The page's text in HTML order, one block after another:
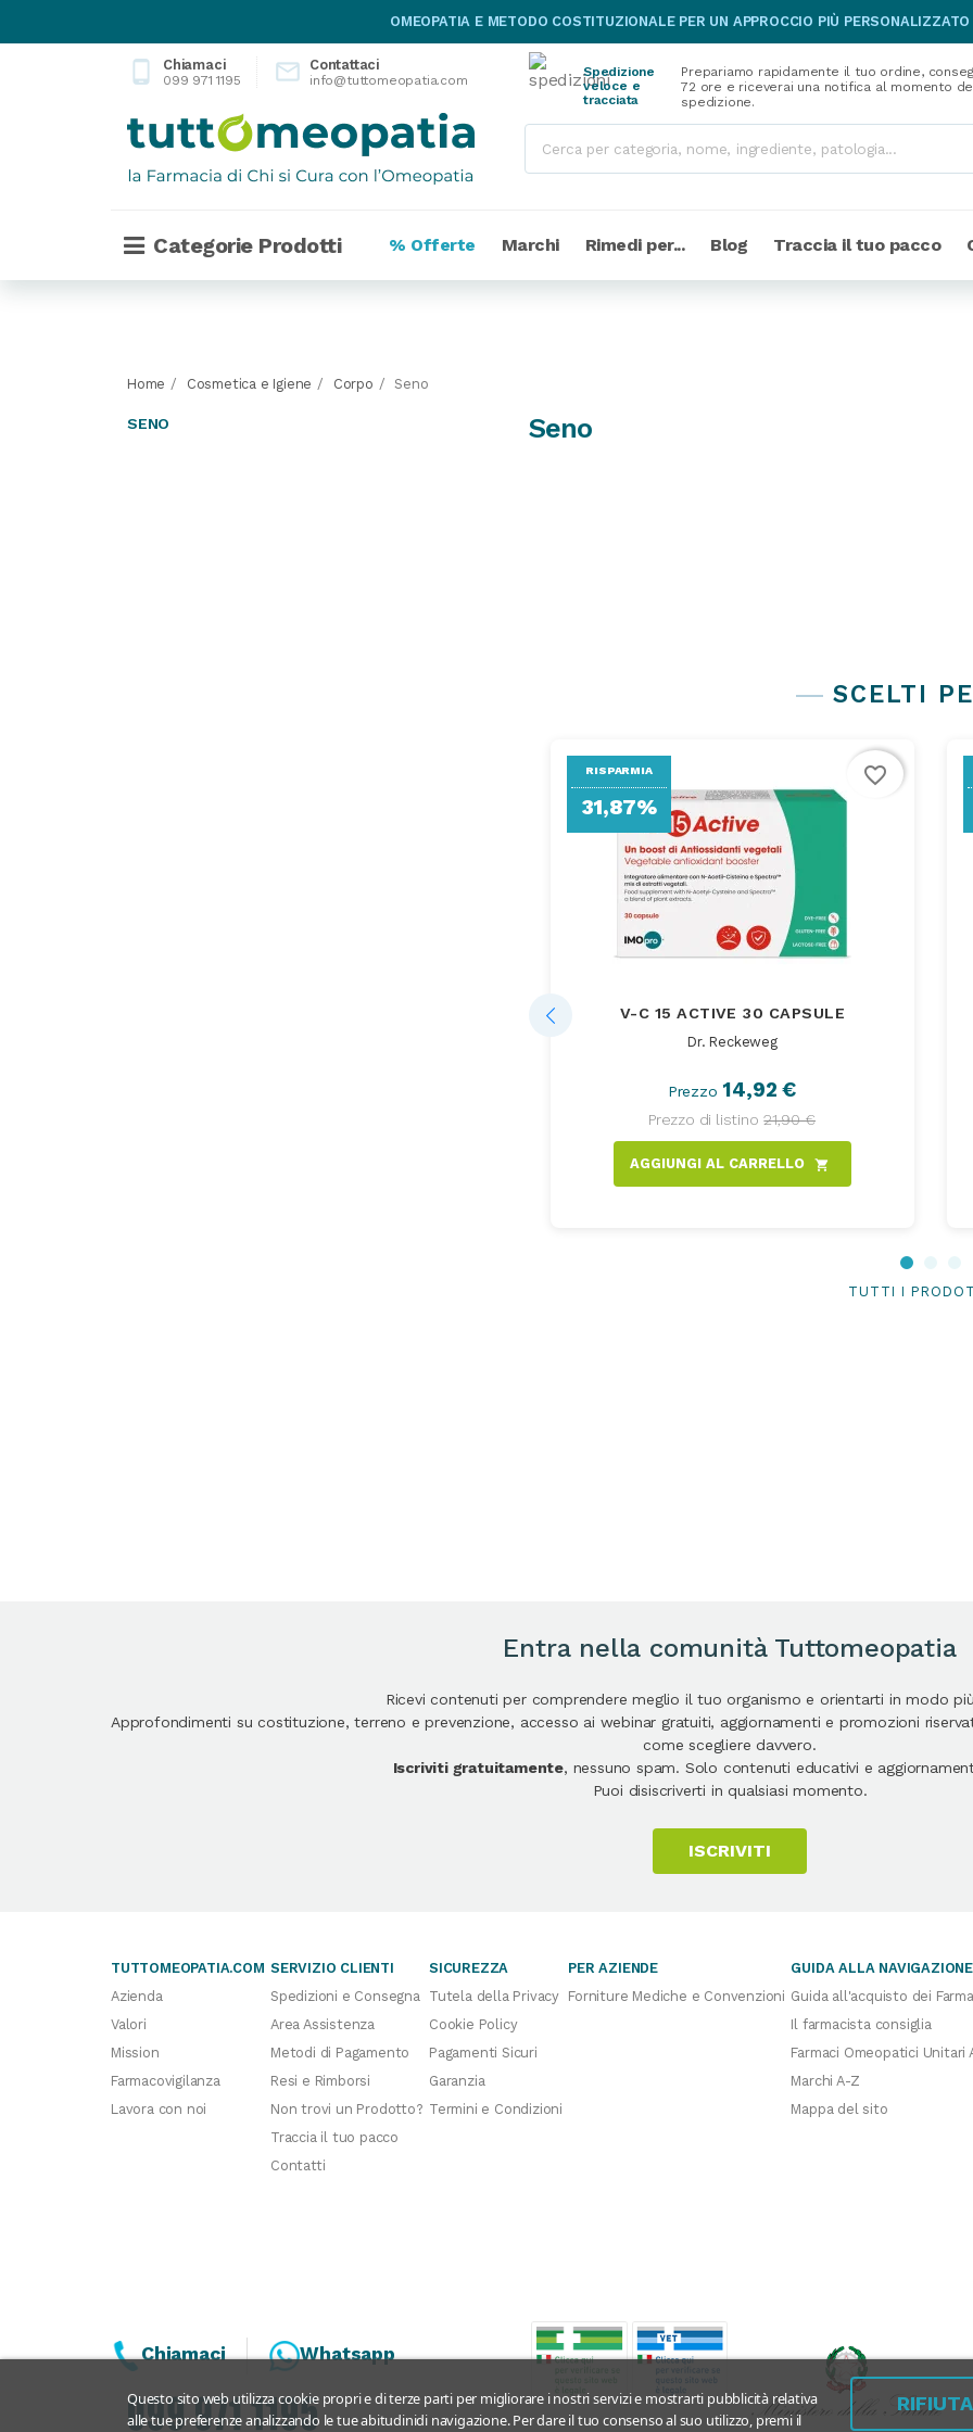
OMEOPATIA E METODO COSTITUZIONALE PER UN APPROCCIO PIÙ
phone_android Chiamaci
099 971 1195  Contattaci
info@tuttomeopatia.com
Spedizione
veloce e
tracciata
Prepariamo rapidamente il tuo ordine,
72 ore e riceverai una notifica al momento
spedizione.
Categorie Prodotti % Offerte Marchi Rimedi per... Blog Traccia il tuo pacco
Home Cosmetica e Igiene Corpo Seno
SENO Seno
SCELTI
V-C 15 ACTIVE 30 CAPSULE
Dr. Reckeweg
Prezzo 14,92 €
Prezzo di listino 21,90 €
AGGIUNGI AL CARRELLO shopping_cart
RISPARMIA
31,87%
favorite_border
TUTTI I
Entra nella comunità Tuttomeopatia
Ricevi contenuti per comprendere meglio il tuo organismo e orientarti in modo
Approfondimenti su costituzione, terreno e prevenzione, accesso ai webinar gratuiti, aggiornamenti e promozioni
come scegliere davvero.
Iscriviti gratuitamente, nessuno spam. Solo contenuti educativi e
Puoi disiscriverti in qualsiasi momento.
ISCRIVITI
TUTTOMEOPATIA.COM
Azienda
Valori
Mission
Farmacovigilanza
Lavora con noi
SERVIZIO CLIENTI
Spedizioni e Consegna
Area Assistenza
Metodi di Pagamento
Resi e Rimborsi
Non trovi un Prodotto?
Traccia il tuo pacco
Contatti
SICUREZZA
Tutela della Privacy
Cookie Policy
Pagamenti Sicuri
Garanzia
Termini e Condizioni
PER AZIENDE
Forniture Mediche e Convenzioni
GUIDA ALLA NAVIGAZIONE
Guida all'acquisto dei
Il farmacista consiglia
Farmaci Omeopatici Unitari
Marchi A-Z
Mappa del sito
Questo sito web utilizza cookie propri e di terze parti per migliorare i nostri servizi e mostrarti pubblicità relativa
alle tue preferenze analizzando le tue abitudinidi navigazione. Per dare il tuo consenso al suo utilizzo, premi il
Chiamaci Whatsapp